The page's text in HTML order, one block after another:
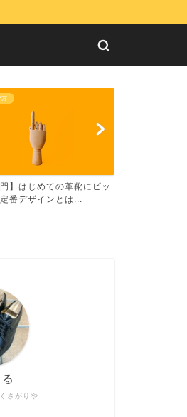
方
革靴ローテーション3足の
倒くさがり向け...
さがりや